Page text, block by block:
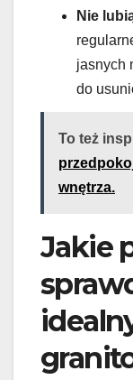
Nie
jasnych
do
To też
wnętrza.
Jakie